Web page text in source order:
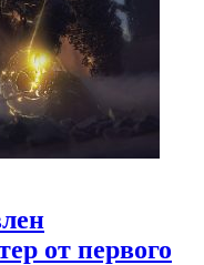
от первого